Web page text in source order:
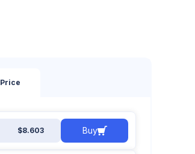
Price
$8.603 Buy